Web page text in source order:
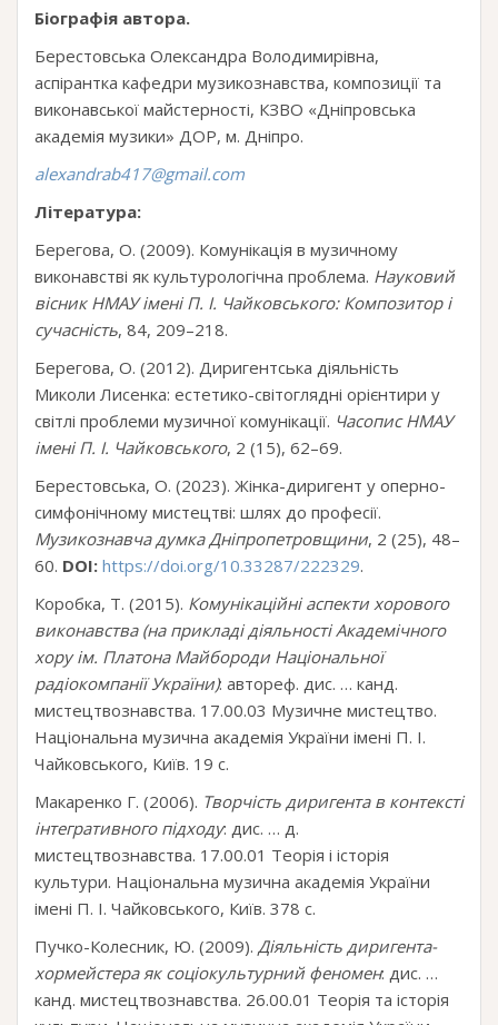
Біографія автора.
Берестовська Олександра Володимирівна,
аспірантка кафедри музикознавства, композиції та
виконавської майстерності, КЗВО «Дніпровська
академія музики» ДОР, м. Дніпро.
alexandrab417@gmail.com
Література:
Берегова, О. (2009). Комунікація в музичному
виконавстві як культурологічна проблема. Науковий
вісник НМАУіменіП. І. Чайковського: Композитор і
сучасність, 84, 209–218.
Берегова, О. (2012). Диригентська діяльність
Миколи Лисенка: естетико-світоглядні орієнтири у
світлі проблеми музичної комунікації. Часопис НМАУ
імені П. І. Чайковського, 2 (15), 62–69.
Берестовська, О. (2023). Жінка-диригент у оперно-
симфонічному мистецтві: шлях до професії.
Музикознавча думка Дніпропетровщини, 2 (25), 48–
60. DOI: https://doi.org/10.33287/222329.
Коробка, Т. (2015). Комунікаційні аспекти хорового
виконавства (на прикладі діяльності Академічного
хору ім. Платона Майбороди Національної
радіокомпанії України): автореф. дис. … канд.
мистецтвознавства. 17.00.03 Музичне мистецтво.
Національна музична академія України імені П. І.
Чайковського, Київ. 19 с.
Макаренко Г. (2006). Творчість диригента в контексті
інтегративного підходу: дис. … д.
мистецтвознавства. 17.00.01 Теорія і історія
культури. Національна музична академія України
імені П. І. Чайковського, Київ. 378 с.
Пучко-Колесник, Ю. (2009). Діяльність диригента-
хормейстера як соціокультурний феномен: дис. …
канд. мистецтвознавства. 26.00.01 Теорія та історія